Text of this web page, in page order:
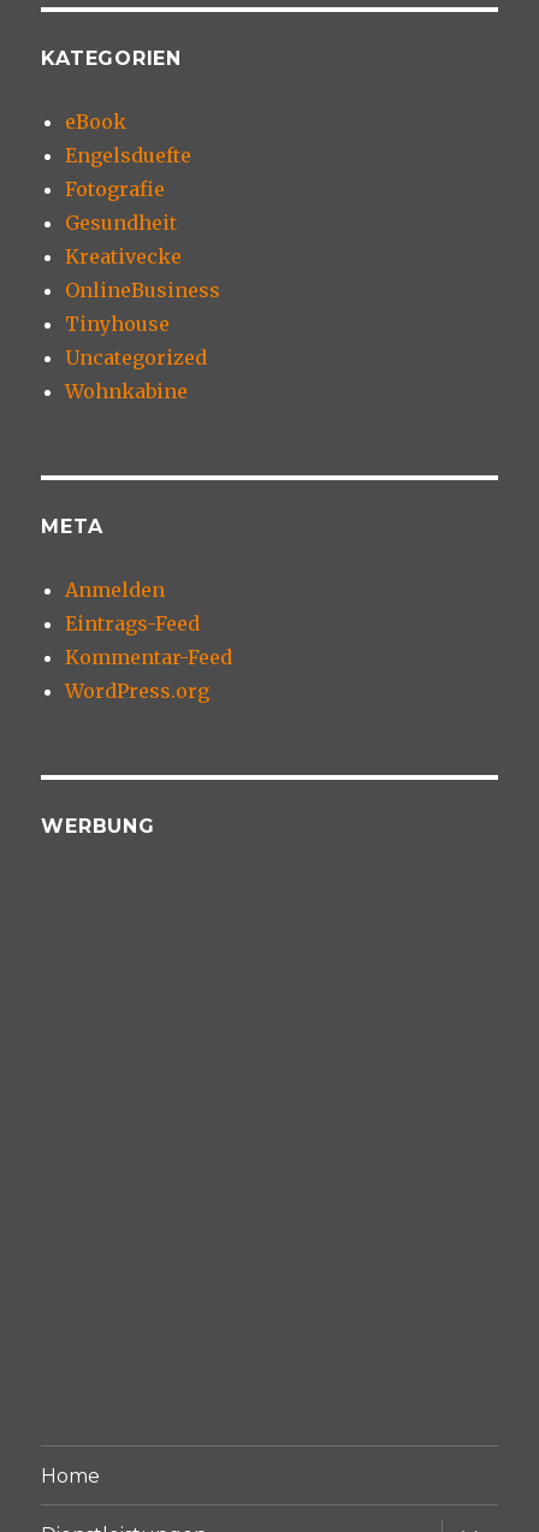
KATEGORIEN
eBook
Engelsduefte
Fotografie
Gesundheit
Kreativecke
OnlineBusiness
Tinyhouse
Uncategorized
Wohnkabine
META
Anmelden
Eintrags-Feed
Kommentar-Feed
WordPress.org
WERBUNG
Home